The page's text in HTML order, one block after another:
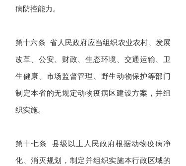
病防控能力。
第十六条 省人民政府应当组织农业农村、发展
改革、公安、财政、生态环境、交通运输、卫
生健康、市场监督管理、野生动物保护等部门
制定本省的无规定动物疫病区建设方案，并组
织实施。
第十七条 县级以上人民政府根据动物疫病净
化、消灭规划，制定并组织实施本行政区域的